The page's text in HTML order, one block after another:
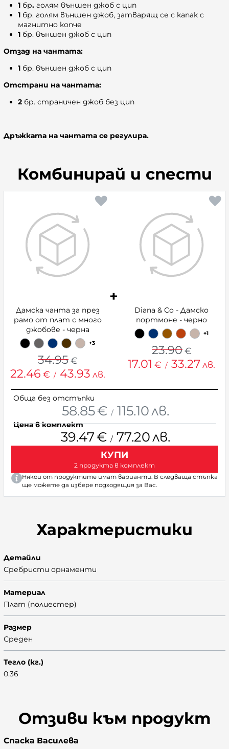
1 бр. голям външен джоб с цип
1 бр. голям външен джоб, затварящ се с капак с
магнитно копче
1 бр. външен джоб с цип
Отзад на чантата:
1 бр. външен джоб с цип
Отстрани на чантата:
2 бр. страничен джоб без цип
Дръжката на чантата се регулира.
Комбинирай и спести
Дамска чанта за през
рамо от плат с много
джобове - черна
+3
34.95 €
22.46 € / 43.93 лв.
Diana & Co - Дамско
портмоне - черно
+1
23.90 €
17.01 € / 33.27лв.
Обща без отстъпки
58.85€ / 115.10лв.
Цена в комплект
39.47€ / 77.20лв.
КУПИ
2 продукта в комплект
Някои от продуктите имат варианти. В следваща стъпка
ще можете да избере подходящия за Вас.
Характеристики
Детайли
Сребристи орнаменти
Материал
Плат (полиестер)
Размер
Среден
Тегло (кг.)
0.36
Отзиви към продукт
Спаска Василева